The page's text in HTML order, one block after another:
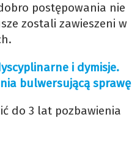
postępowania nie
zostali zawieszeni w
i dymisje.
bulwersującą sprawę
do 3 lat pozbawienia